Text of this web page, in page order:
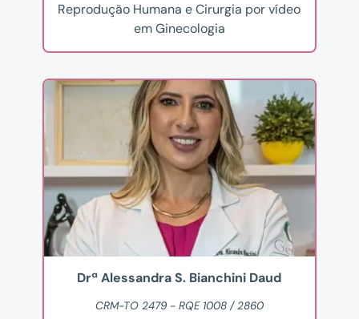
Reprodução Humana e Cirurgia por vídeo
em Ginecologia
Drª Alessandra S. Bianchini Daud
CRM-TO 2479 - RQE 1008 / 2860